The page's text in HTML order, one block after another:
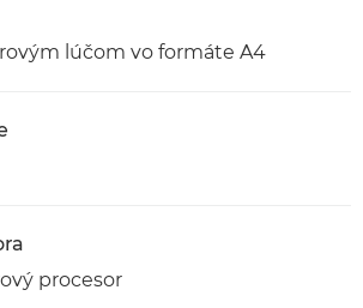
lúčom vo formáte A4
procesor